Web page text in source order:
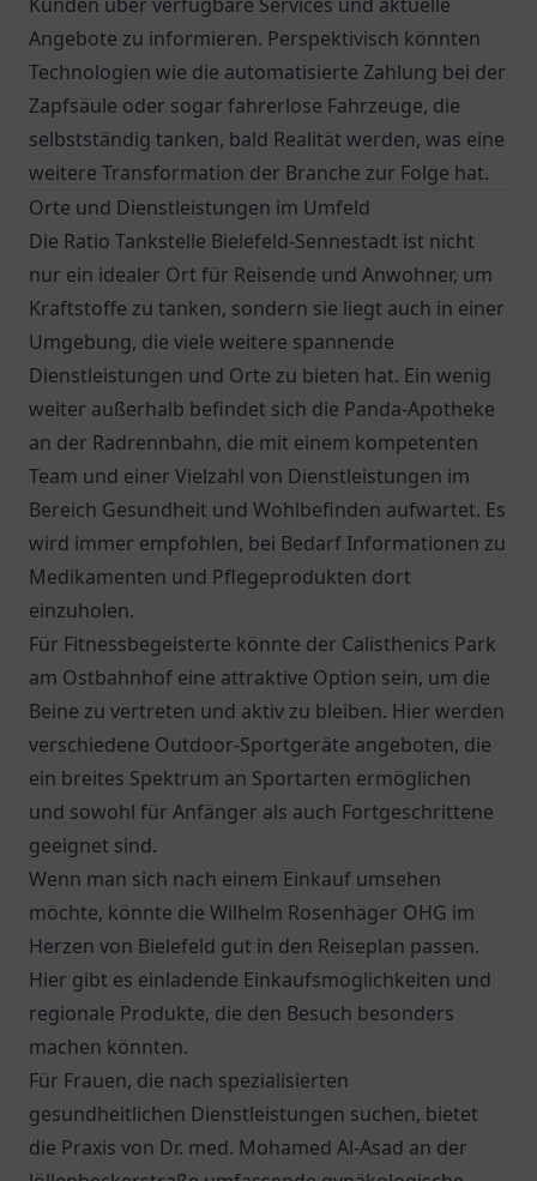
Angebote zu informieren. Perspektivisch könnten
Technologien wie die automatisierte Zahlung bei der
Zapfsäule oder sogar fahrerlose Fahrzeuge, die
selbstständig tanken, bald Realität werden, was eine
weitere Transformation der Branche zur Folge hat.
Orte und Dienstleistungen im Umfeld
Die Ratio Tankstelle Bielefeld-Sennestadt ist nicht
nur ein idealer Ort für Reisende und Anwohner, um
Kraftstoffe zu tanken, sondern sie liegt auch in einer
Umgebung, die viele weitere spannende
Dienstleistungen und Orte zu bieten hat. Ein wenig
weiter außerhalb befindet sich die Panda-Apotheke
an der Radrennbahn, die mit einem kompetenten
Team und einer Vielzahl von Dienstleistungen im
Bereich Gesundheit und Wohlbefinden aufwartet. Es
wird immer empfohlen, bei Bedarf Informationen zu
Medikamenten und Pflegeprodukten dort
einzuholen.
Für Fitnessbegeisterte könnte der Calisthenics Park
am Ostbahnhof eine attraktive Option sein, um die
Beine zu vertreten und aktiv zu bleiben. Hier werden
verschiedene Outdoor-Sportgeräte angeboten, die
ein breites Spektrum an Sportarten ermöglichen
und sowohl für Anfänger als auch Fortgeschrittene
geeignet sind.
Wenn man sich nach einem Einkauf umsehen
möchte, könnte die Wilhelm Rosenhäger OHG im
Herzen von Bielefeld gut in den Reiseplan passen.
Hier gibt es einladende Einkaufsmöglichkeiten und
regionale Produkte, die den Besuch besonders
machen könnten.
Für Frauen, die nach spezialisierten
gesundheitlichen Dienstleistungen suchen, bietet
die Praxis von Dr. med. Mohamed Al-Asad an der